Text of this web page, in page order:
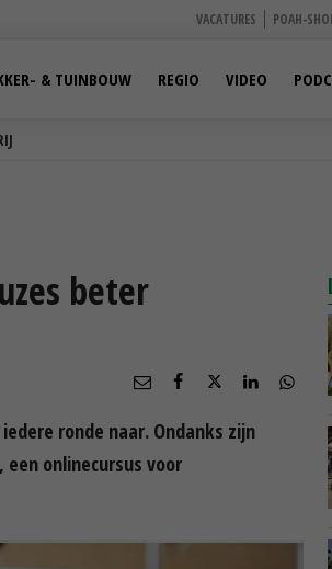
VACATURES POAH-
& TUINBOUW REGIO VIDEO
beter
ronde naar. Ondanks zijn
onlinecursus voor